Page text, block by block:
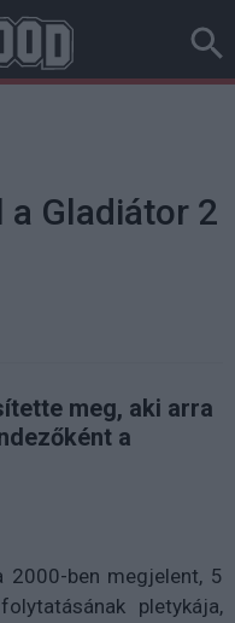
a Gladiátor 2
meg, aki arra
a
ben megjelent, 5
pletykája,